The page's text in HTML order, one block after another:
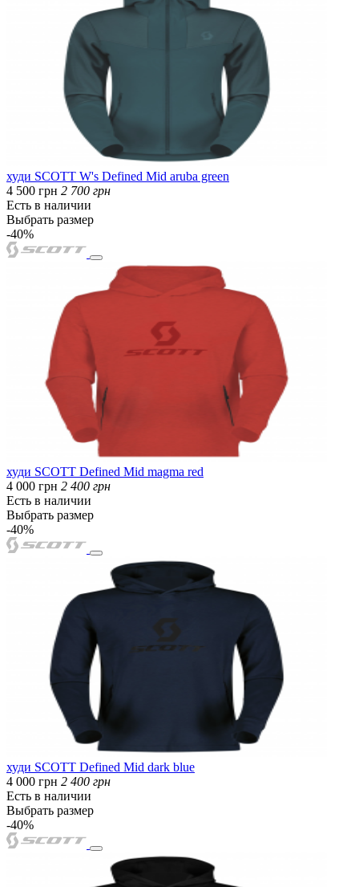
худи SCOTT W's Defined Mid aruba green
4 500 грн 2 700 грн
Есть в наличии
Выбрать размер
-40%
худи SCOTT Defined Mid magma red
4 000 грн 2 400 грн
Есть в наличии
Выбрать размер
-40%
худи SCOTT Defined Mid dark blue
4 000 грн 2 400 грн
Есть в наличии
Выбрать размер
-40%